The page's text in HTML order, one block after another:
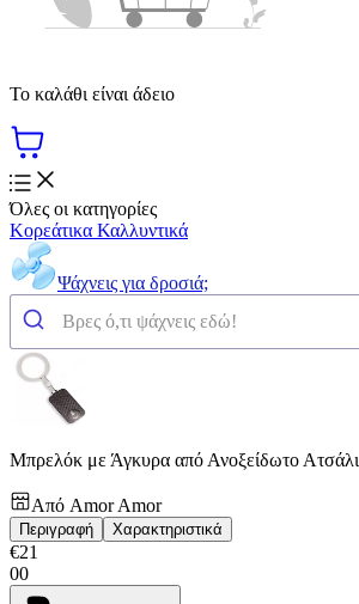
Το καλάθι είναι άδειο
Όλες οι κατηγορίες
Κορεάτικα Καλλυντικά
Ψάχνεις για δροσιά;
Μπρελόκ με Άγκυρα από Ανοξείδωτο Ατσάλι
Από Amor Amor
Περιγραφή Χαρακτηριστικά
€21
00